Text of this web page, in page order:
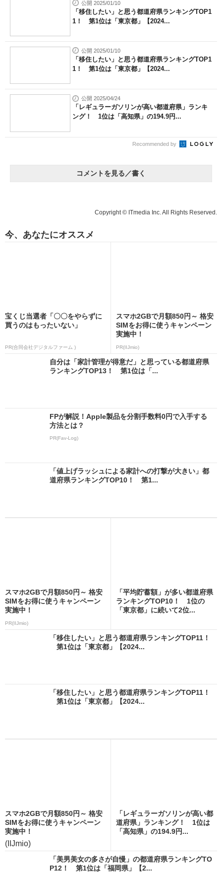
公開 2025/01/10
「移住したい」と思う都道府県ランキングTOP1
1！ 第1位は「東京都」【2024...
公開 2025/01/10
「移住したい」と思う都道府県ランキングTOP1
1！ 第1位は「東京都」【2024...
公開 2025/04/24
「レギュラーガソリンが高い都道府県」ランキ
ング！ 1位は「高知県」の194.9円...
Recommended by
コメントを見る／書く
Copyright © ITmedia Inc. All Rights Reserved.
今、あなたにオススメ
宝くじ当選者「〇〇をやらずに
買うのはもったいない」
PR(合同会社デジタルファーム )
スマホ2GBで月額850円～ 格安
SIMをお得に使うキャンペーン
実施中！
PR(IIJmio)
自分は「家計管理が得意だ」と思っている都道府県
ランキングTOP13！ 第1位は「...
FPが解説！Apple製品を分割手数料0円で入手する
方法とは？
PR(Fav-Log)
「値上げラッシュによる家計への打撃が大きい」都
道府県ランキングTOP10！ 第1...
スマホ2GBで月額850円～ 格安
SIMをお得に使うキャンペーン
実施中！
PR(IIJmio)
「平均貯蓄額」が多い都道府県
ランキングTOP10！ 1位の
「東京都」に続いて2位...
「移住したい」と思う都道府県ランキングTOP11！
第1位は「東京都」【2024...
「移住したい」と思う都道府県ランキングTOP11！
第1位は「東京都」【2024...
スマホ2GBで月額850円～ 格安
SIMをお得に使うキャンペーン
実施中！
(IIJmio)
「レギュラーガソリンが高い都
道府県」ランキング！ 1位は
「高知県」の194.9円...
「美男美女の多さが自慢」の都道府県ランキングTO
P12！ 第1位は「福岡県」【2...